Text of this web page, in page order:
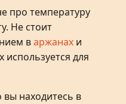
про температуру
Не стоит
варжанах и
используется для
находитесь в